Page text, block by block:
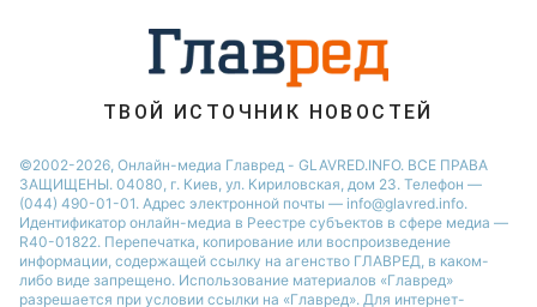
ТВОЙ ИСТОЧНИК НОВОСТЕЙ
©2002-2026, Онлайн-медиа Главред - GLAVRED.INFO. ВСЕ ПРАВА
ЗАЩИЩЕНЫ. 04080, г. Киев, ул. Кириловская, дом 23. Телефон —
(044) 490-01-01. Адрес электронной почты — info@glavred.info.
Идентификатор онлайн-медиа в Реестре cубъектов в сфере медиа —
R40-01822. Перепечатка, копирование или воспроизведение
информации, содержащей ссылку на агенство ГЛАВРЕД, в каком-
либо виде запрещено. Использование материалов «Главред»
разрешается при условии ссылки на «Главред». Для интернет-